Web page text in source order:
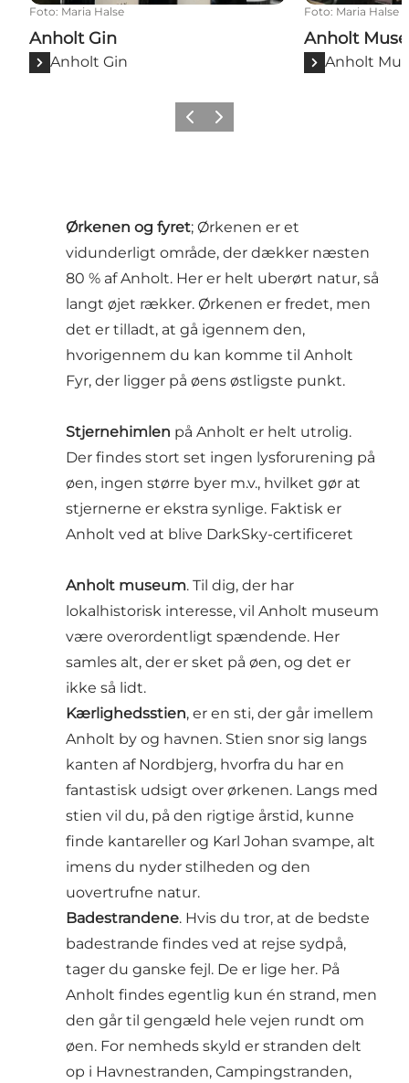
Foto: Maria Halse
Anholt Gin
Anholt Gin
Foto: Maria Halse
Anholt
Anholt
ForrigeNæste
Ørkenen og fyret; Ørkenen er et
vidunderligt område, der dækker næsten
80 % af Anholt. Her er helt uberørt natur, så
langt øjet rækker. Ørkenen er fredet, men
det er tilladt, at gå igennem den,
hvorigennem du kan komme til Anholt
Fyr, der ligger på øens østligste punkt.
Stjernehimlen på Anholt er helt utrolig.
Der findes stort set ingen lysforurening på
øen, ingen større byer m.v., hvilket gør at
stjernerne er ekstra synlige. Faktisk er
Anholt ved at blive DarkSky-certificeret
Anholt museum. Til dig, der har
lokalhistorisk interesse, vil Anholt museum
være overordentligt spændende. Her
samles alt, der er sket på øen, og det er
ikke så lidt.
Kærlighedsstien, er en sti, der går imellem
Anholt by og havnen. Stien snor sig langs
kanten af Nordbjerg, hvorfra du har en
fantastisk udsigt over ørkenen. Langs med
stien vil du, på den rigtige årstid, kunne
finde kantareller og Karl Johan svampe, alt
imens du nyder stilheden og den
uovertrufne natur.
Badestrandene. Hvis du tror, at de bedste
badestrande findes ved at rejse sydpå,
tager du ganske fejl. De er lige her. På
Anholt findes egentlig kun én strand, men
den går til gengæld hele vejen rundt om
øen. For nemheds skyld er stranden delt
op i Havnestranden, Campingstranden,